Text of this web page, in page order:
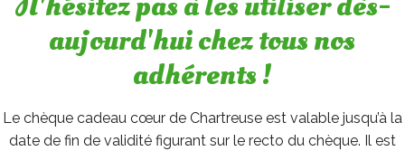
aujourd'hui chez tous nos
adhérents !
Le chèque cadeau cœur de Chartreuse est valable jusqu’à la
date de fin de validité figurant sur le recto du chèque. Il est